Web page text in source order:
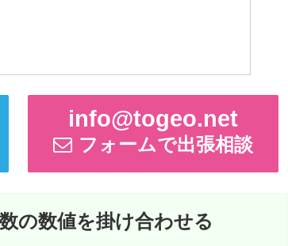
info@togeo.net
フォームで出張相談
の数値を掛け合わせる